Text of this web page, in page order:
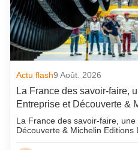
Actu flash9 Août. 2026
La France des savoir-faire,
Entreprise et Découverte &
La France des savoir-faire,
Découverte & Michelin